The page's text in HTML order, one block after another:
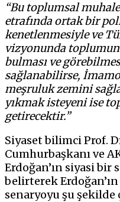
“Bu toplumsal
etrafında ortak bir
kenetlenmesiyle ve
vizyonunda
bulması ve
sağlanabilirse,
meşruluk zemini
yıkmak isteyeni ise
getirecektir.”
Siyaset bilimci Prof.
Cumhurbaşkanı ve
Erdoğan’ın siyasi
belirterek
senaryoyu şu şekilde